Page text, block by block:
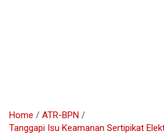
Home
ATR-BPN
Tanggapi Isu Keamanan Sertipikat